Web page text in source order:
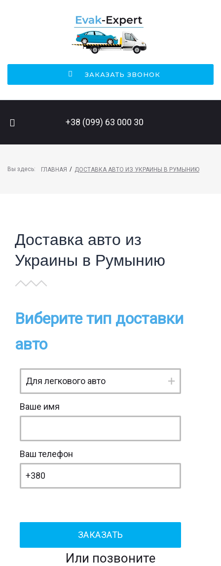
ЗАКАЗАТЬ ЗВОНОК
+38 (099) 63 000 30
Вы здесь: ГЛАВНАЯ / ДОСТАВКА АВТО ИЗ УКРАИНЫ В РУМЫНИЮ
Доставка авто из
Украины в Румынию
Виберите тип доставки
авто
Ваше имя
Ваш телефон
Или позвоните
ПОИСК НА САЙТЕ